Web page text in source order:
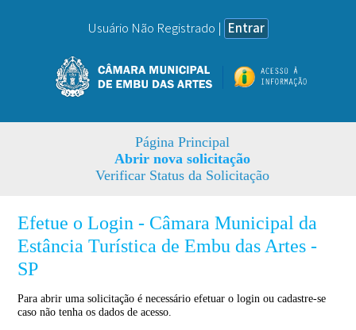
Usuário Não Registrado | Entrar
Página Principal
Abrir nova solicitação
Verificar Status da Solicitação
Efetue o Login - Câmara Municipal da
Estância Turística de Embu das Artes -
SP
Para abrir uma solicitação é necessário efetuar o login ou cadastre-se
caso não tenha os dados de acesso.